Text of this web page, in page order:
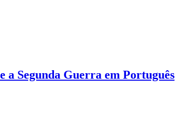
a Segunda Guerra em Português